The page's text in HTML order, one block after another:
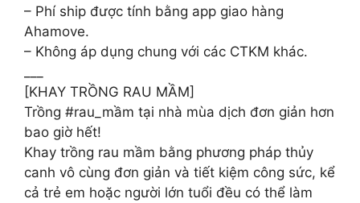
– Phí ship được tính bằng app giao hàng
Ahamove.
– Không áp dụng chung với các CTKM khác.
[KHAY TRỒNG RAU MẦM]
Trồng #rau_mầm tại nhà mùa dịch đơn giản hơn
bao giờ hết!
Khay trồng rau mầm bằng phương pháp thủy
canh vô cùng đơn giản và tiết kiệm công sức, kể
cả trẻ em hoặc người lớn tuổi đều có thể làm